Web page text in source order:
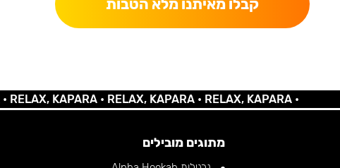
קבלו מאיתנו מלא הטבות
KAPARA •RELAX, KAPARA •RELAX, KAPARA •
מתוגים מובילים